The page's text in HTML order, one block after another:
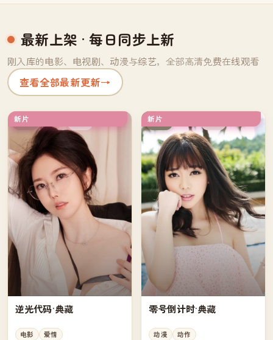
最新上架 · 每日同步上新
刚入库的电影、电视剧、动漫与综艺，全部高清免费在线观看
查看全部最新更新→
新片
中国
逆光代码·典藏
电影 爱情
新片
日本
零号倒计时·典藏
动漫 动作